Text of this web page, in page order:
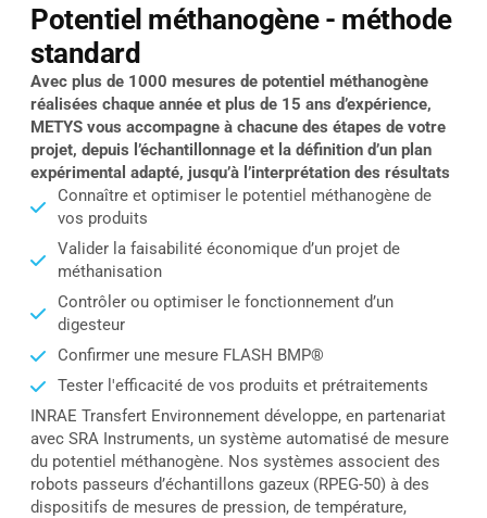
Potentiel méthanogène - méthode
standard
Avec plus de 1000 mesures de potentiel méthanogène
réalisées chaque année et plus de 15 ans d’expérience,
METYS vous accompagne à chacune des étapes de votre
projet, depuis l’échantillonnage et la définition d’un plan
expérimental adapté, jusqu’à l’interprétation des résultats
Connaître et optimiser le potentiel méthanogène de
vos produits
Valider la faisabilité économique d’un projet de
méthanisation
Contrôler ou optimiser le fonctionnement d’un
digesteur
Confirmer une mesure FLASH BMP®
Tester l'efficacité de vos produits et prétraitements
INRAE Transfert Environnement développe, en partenariat
avec SRA Instruments, un système automatisé de mesure
du potentiel méthanogène. Nos systèmes associent des
robots passeurs d’échantillons gazeux (RPEG-50) à des
dispositifs de mesures de pression, de température,